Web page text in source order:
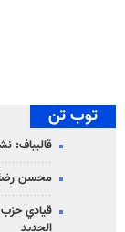
توب تن
قاليباف:
محسن
قيادي حزب